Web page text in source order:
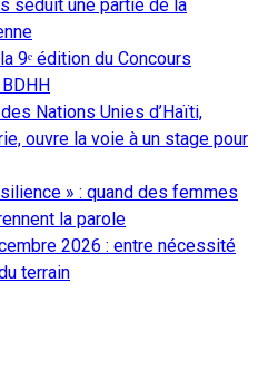
séduit une partie de la
9ᵉ édition du Concours
Nations Unies d’Haïti,
ouvre la voie à un stage pour
» : quand des femmes
la parole
2026 : entre nécessité
terrain